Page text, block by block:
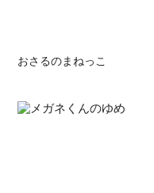
おさるのまねっこ